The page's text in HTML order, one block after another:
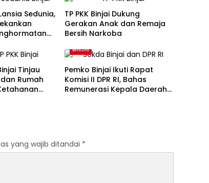
Sedunia,
TP PKK Binjai Dukung
Gerakan Anak dan Remaja
Bersih Narkoba
Tinjau
Rumah
BINJAI
Pemko Binjai Ikuti Rapat
Komisi II DPR RI, Bahas
Remunerasi Kepala Daerah
yang wajib ditandai *